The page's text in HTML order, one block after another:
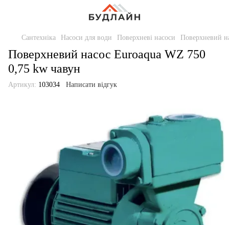
Сантехніка Насоси для води Поверхневі насоси Поверхневий
Поверхневий насос Euroaqua WZ 750
0,75 kw чавун
Артикул: 103034 Написати відгук